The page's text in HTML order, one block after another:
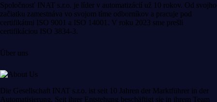
Spoločnosť INAT s.r.o. je líder v automatizácií už 10 rokov. Od svojho
začiatku zamestnáva vo svojom tíme odborníkov a pracuje pod
certifikátmi ISO 9001 a ISO 14001. V roku 2023 sme prešli
certifikáciou ISO 3834-3.
Über uns
Die Gesellschaft INAT s.r.o. ist seit 10 Jahren der Marktführer in der
Automatisierung. Seit ihrer Entstehung beschäftigt sie in ihrem Team